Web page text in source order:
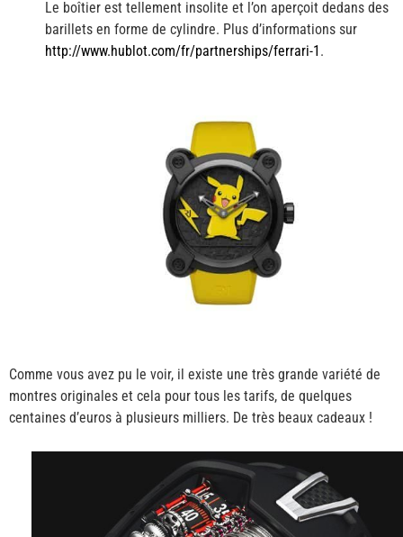
Le boîtier est tellement insolite et l’on aperçoit dedans des
barillets en forme de cylindre. Plus d’informations sur
http://www.hublot.com/fr/partnerships/ferrari-1 .
Comme vous avez pu le voir, il existe une très grande variété de
montres originales et cela pour tous les tarifs, de quelques
centaines d’euros à plusieurs milliers. De très beaux cadeaux !